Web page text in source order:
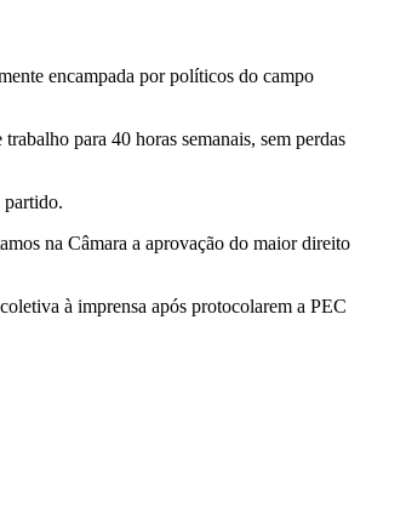
encampada por políticos do campo
para 40 horas semanais, sem perdas
partido.
na Câmara a aprovação do maior direito
à imprensa após protocolarem a PEC